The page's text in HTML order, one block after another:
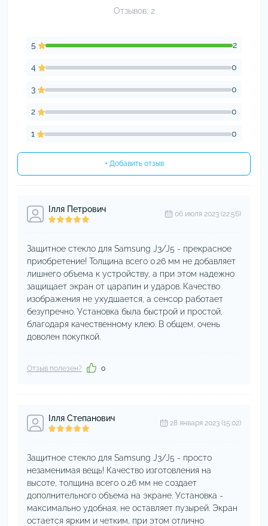
Отзывов: 2
5 2
4 0
3 0
2 0
1 0
+ Добавить отзыв
Ілля Петрович 06 июля 2023 (22:56)
Защитное стекло для Samsung J3/J5 - прекрасное
приобретение! Толщина всего 0.26 мм не добавляет
лишнего объема к устройству, а при этом надежно
защищает экран от царапин и ударов. Качество
изображения не ухудшается, а сенсор работает
безупречно. Установка была быстрой и простой,
благодаря качественному клею. В общем, очень
доволен покупкой.
Отзыв полезен? 0
Ілля Степанович 28 января 2023 (15:02)
Защитное стекло для Samsung J3/J5 - просто
незаменимая вещь! Качество изготовления на
высоте, толщина всего 0.26 мм не создает
дополнительного объема на экране. Установка -
максимально удобная, не оставляет пузырей. Экран
остается ярким и четким, при этом отлично